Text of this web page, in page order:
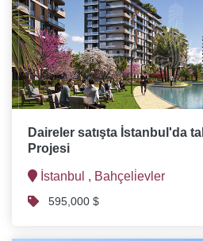
Daireler satışta İstanbul'da
Projesi
İstanbul , Bahçeli̇evler
595,000 $